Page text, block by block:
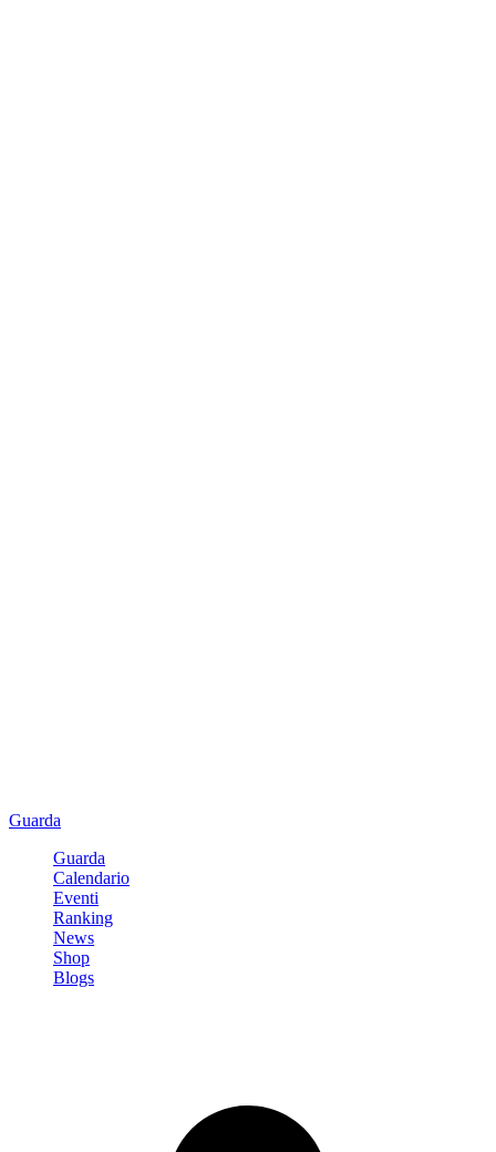
Guarda
Guarda
Calendario
Eventi
Ranking
News
Shop
Blogs